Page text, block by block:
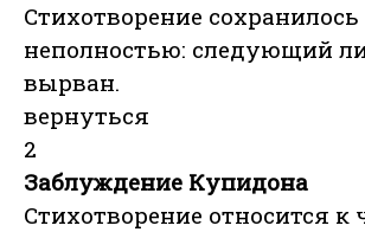
Стихотворение сохранилось
неполностью: следующий
вырван.
вернуться
2
Заблуждение Купидона
Стихотворение относится к